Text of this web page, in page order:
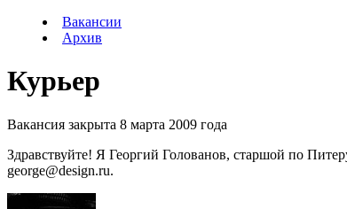
Вакансии
Архив
Курьер
Вакансия закрыта 8 марта 2009 года
Здравствуйте! Я Георгий Голованов, старшой по
george@design.ru.